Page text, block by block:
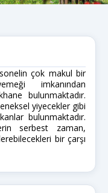
çok makul bir
imkanından
bulunmaktadır.
yiyecekler gibi
bulunmaktadır.
serbest zaman,
bir çarşı